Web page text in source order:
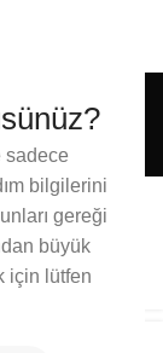
sadece
bilgilerini
gereği
büyük
için lütfen
Rum